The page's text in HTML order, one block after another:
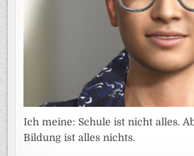
Ich meine: Schule ist nicht alles.
Bildung ist alles nichts.